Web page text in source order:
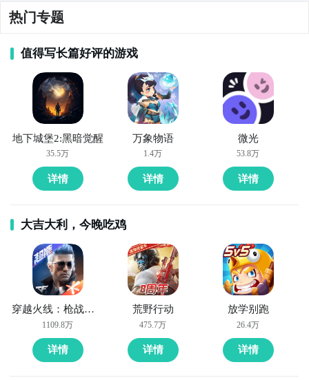
方法二： 下载九游APP，订阅星月大陆：放置帝国的开
测提醒
步骤1：点击下载九游APP；
通过上面的游戏介绍和图片，可能大家对星月大陆：放
2 九游客户端
最直接的方法就是到九游APP进行下载，九游APP提供
索，点击进入到游戏专区中，如图所示：如图所示，这
样你就不用四处寻求游戏下载包，简简单单的两步你就
可以安装了，同时​还有大量的安卓手机游戏攻略。
九游APP下载【高速下载】
热门专题
值得写长篇好评的游戏
地下城堡2:黑暗觉醒
35.5万
详情
万象物语
1.4万
详情
微光
53.8万
详情
大吉大利，今晚吃鸡
穿越火线：枪战王者
1109.8万
详情
荒野行动
475.7万
详情
放学别跑
26.4万
详情